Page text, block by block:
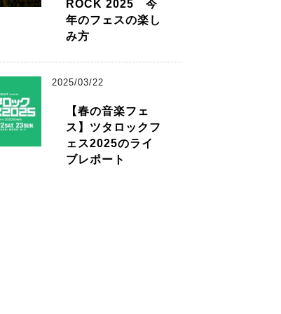
ROCK 2025 今
年のフェスの楽し
み方
2025/03/22
【春の音楽フェ
ス】ツタロックフ
ェス2025のライ
ブレポート